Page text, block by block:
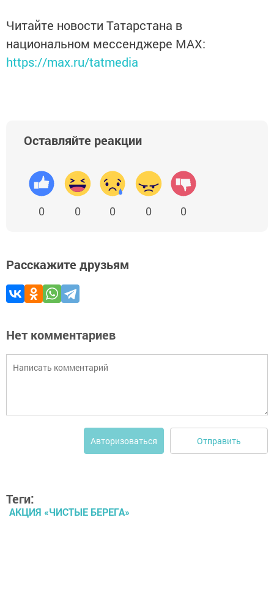
Читайте новости Татарстана в
национальном мессенджере MАХ:
https://max.ru/tatmedia
Оставляйте реакции
0 0 0 0 0
Расскажите друзьям
Нет комментариев
Авторизоваться Отправить
Теги:
АКЦИЯ «ЧИСТЫЕ БЕРЕГА»